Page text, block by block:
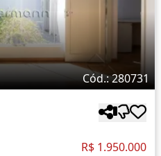
Cód.: 280731
R$ 1.950.000